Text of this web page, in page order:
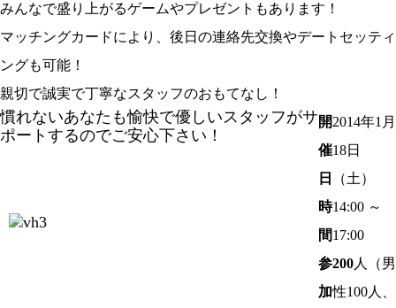
みんなで盛り上がるゲームやプレゼントもあります！
マッチングカードにより、後日の連絡先交換やデートセッティ
ングも可能！
親切で誠実で丁寧なスタッフのおもてなし！
慣れないあなたも愉快で優しいスタッフがサ
ポートするのでご安心下さい！
開
催
日
2014年1月
18日
（土）
時
間
14:00 ～
17:00
参
加
200人（男
性100人、